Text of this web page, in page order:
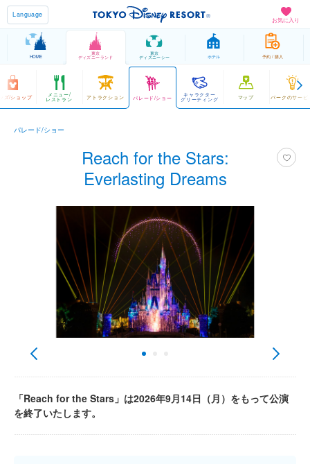
お気に入り
Language
HOME
東京
ディズニーランド
東京
ディズニーシー ホテル 予約 / 購入
ズ/ショップ メニュー/
レストラン アトラクション パレード/ショー キャラクター
グリーティング マップ パークのサービ
パレード/ショー
Reach for the Stars:
Everlasting Dreams
「Reach for the Stars」は2026年9月14日（月）をもって公演
を終了いたします。